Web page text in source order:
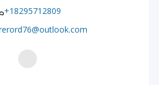
+18295712809